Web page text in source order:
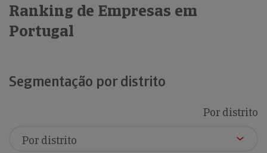
Ranking de Empresas em
Portugal
Segmentação por distrito
Por distrito